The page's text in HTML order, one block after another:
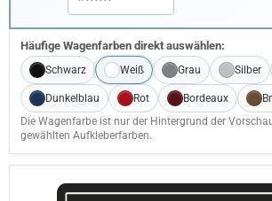
Häufige Wagenfarben direkt auswählen:
Schwarz Weiß Grau Silber
Dunkelblau Rot Bordeaux
Die Wagenfarbe ist nur der Hintergrund der
gewählten Aufkleberfarben.